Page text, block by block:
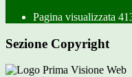
Pagina visualizzata
Sezione Copyright